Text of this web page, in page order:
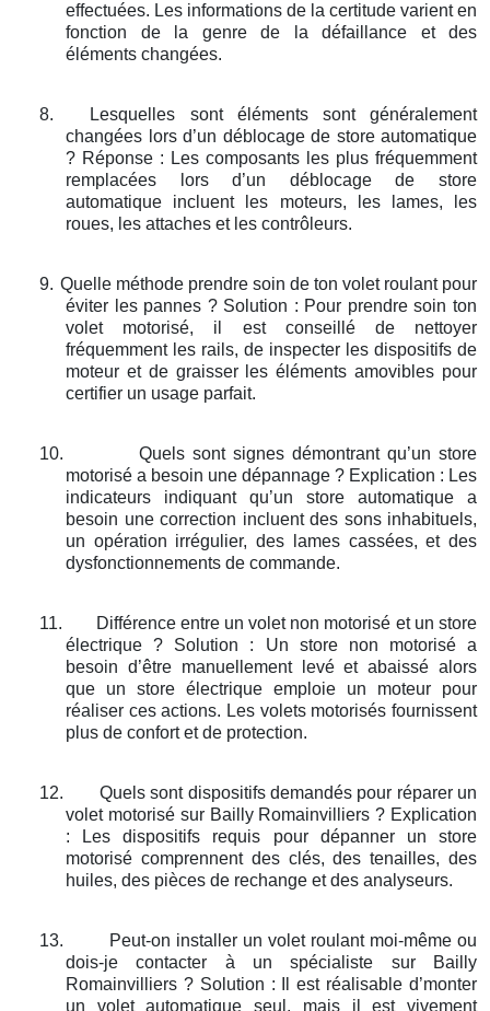
effectuées. Les informations de la certitude varient en
fonction de la genre de la défaillance et des
éléments changées.
8.
Lesquelles sont éléments sont généralement
changées lors d’un déblocage de store automatique
? Réponse : Les composants les plus fréquemment
remplacées lors d’un déblocage de store
automatique incluent les moteurs, les lames, les
roues, les attaches et les contrôleurs.
9. Quelle méthode prendre soin de ton volet roulant pour
éviter les pannes ? Solution : Pour prendre soin ton
volet motorisé, il est conseillé de nettoyer
fréquemment les rails, de inspecter les dispositifs de
moteur et de graisser les éléments amovibles pour
certifier un usage parfait.
10.
Quels sont signes démontrant qu’un store
motorisé a besoin une dépannage ? Explication : Les
indicateurs indiquant qu’un store automatique a
besoin une correction incluent des sons inhabituels,
un opération irrégulier, des lames cassées, et des
dysfonctionnements de commande.
11.
Différence entre un volet non motorisé et un store
électrique ? Solution : Un store non motorisé a
besoin d’être manuellement levé et abaissé alors
que un store électrique emploie un moteur pour
réaliser ces actions. Les volets motorisés fournissent
plus de confort et de protection.
12.
Quels sont dispositifs demandés pour réparer un
volet motorisé sur Bailly Romainvilliers ? Explication
: Les dispositifs requis pour dépanner un store
motorisé comprennent des clés, des tenailles, des
huiles, des pièces de rechange et des analyseurs.
13.
Peut-on installer un volet roulant moi-même ou
dois-je contacter à un spécialiste sur Bailly
Romainvilliers ? Solution : Il est réalisable d’monter
un volet automatique seul, mais il est vivement